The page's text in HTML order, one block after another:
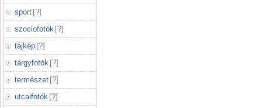
sport [?]
szociofotók [?]
tájkép [?]
tárgyfotók [?]
természet [?]
utcaifotók [?]